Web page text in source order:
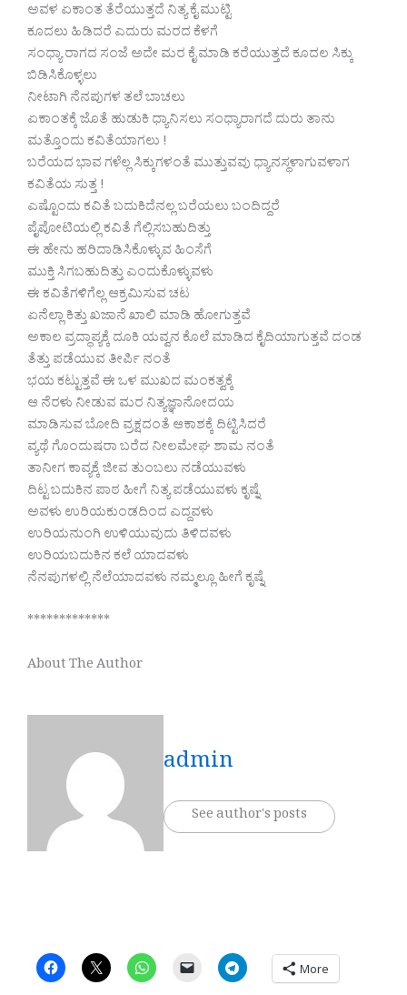
ಅವಳ ಏಕಾಂತ ತೆರೆಯುತ್ತದೆ ನಿತ್ಯ ಕೈ ಮುಟ್ಟಿ
ಕೂದಲು ಹಿಡಿದರೆ ಎದುರು ಮರದ ಕೆಳಗೆ
ಸಂಧ್ಯಾ ರಾಗದ ಸಂಜೆ ಅದೇ ಮರ ಕೈ ಮಾಡಿ ಕರೆಯುತ್ತದೆ ಕೂದಲ ಸಿಕ್ಕು
ಬಿಡಿಸಿಕೊಳ್ಳಲು
ನೀಟಾಗಿ ನೆನಪುಗಳ ತಲೆ ಬಾಚಲು
ಏಕಾಂತಕ್ಕೆ ಜೊತೆ ಹುಡುಕಿ ಧ್ಯಾನಿಸಲು ಸಂಧ್ಯಾರಾಗದೆ ದುರು ತಾನು
ಮತ್ತೊಂದು ಕವಿತೆಯಾಗಲು !
ಬರೆಯದ ಭಾವ ಗಳೆಲ್ಲ ಸಿಕ್ಕುಗಳಂತೆ ಮುತ್ತುವವು ಧ್ಯಾನಸ್ಥಳಾಗುವಳಾಗ
ಕವಿತೆಯ ಸುತ್ತ !
ಎಷ್ಟೊಂದು ಕವಿತೆ ಬದುಕಿದೆನಲ್ಲ ಬರೆಯಲು ಬಂದಿದ್ದರೆ
ಪೈಪೋಟಿಯಲ್ಲಿ ಕವಿತೆ ಗೆಲ್ಲಿಸಬಹುದಿತ್ತು
ಈ ಹೇನು ಹರಿದಾಡಿಸಿಕೊಳ್ಳುವ ಹಿಂಸೆಗೆ
ಮುಕ್ತಿ ಸಿಗಬಹುದಿತ್ತು ಎಂದುಕೊಳ್ಳುವಳು
ಈ ಕವಿತೆಗಳಿಗೆಲ್ಲ ಆಕ್ರಮಿಸುವ ಚಟ
ಏನೆಲ್ಲಾ ಕಿತ್ತು ಖಜಾನೆ ಖಾಲಿ ಮಾಡಿ ಹೋಗುತ್ತವೆ
ಅಕಾಲ ವ್ರದ್ಧಾಪ್ಯಕ್ಕೆ ದೂಕಿ ಯವ್ವನ ಕೊಲೆ ಮಾಡಿದ ಕೈದಿಯಾಗುತ್ತವೆ ದಂಡ
ತೆತ್ತು ಪಡೆಯುವ ತೀರ್ಪಿ ನಂತೆ
ಭಯ ಕಟ್ಟುತ್ತವೆ ಈ ಒಳ ಮುಖದ ಮಂಕತ್ವಕ್ಕೆ
ಆ ನೆರಳು ನೀಡುವ ಮರ ನಿತ್ಯಜ್ಞಾನೋದಯ
ಮಾಡಿಸುವ ಬೋದಿ ವ್ರಕ್ಷದಂತೆ ಆಕಾಶಕ್ಕೆ ದಿಟ್ಟಿಸಿದರೆ
ವ್ಯಥೆ ಗೊಂದುಷರಾ ಬರೆದ ನೀಲಮೇಘ ಶಾಮ ನಂತೆ
ತಾನೀಗ ಕಾವ್ಯಕ್ಕೆ ಜೀವ ತುಂಬಲು ನಡೆಯುವಳು
ದಿಟ್ಟ ಬದುಕಿನ ಪಾಠ ಹೀಗೆ ನಿತ್ಯ ಪಡೆಯುವಳು ಕೃಷ್ನೆ
ಅವಳು ಉರಿಯಕುಂಡದಿಂದ ಎದ್ದವಳು
ಉರಿಯನುಂಗಿ ಉಳಿಯುವುದು ತಿಳಿದವಳು
ಉರಿಯಬದುಕಿನ ಕಲೆ ಯಾದವಳು
ನೆನಪುಗಳಲ್ಲಿ ನೆಲೆಯಾದವಳು ನಮ್ಮಲ್ಲೂ ಹೀಗೆ ಕೃಷ್ನೆ
*************
About The Author
admin
See author's posts
More